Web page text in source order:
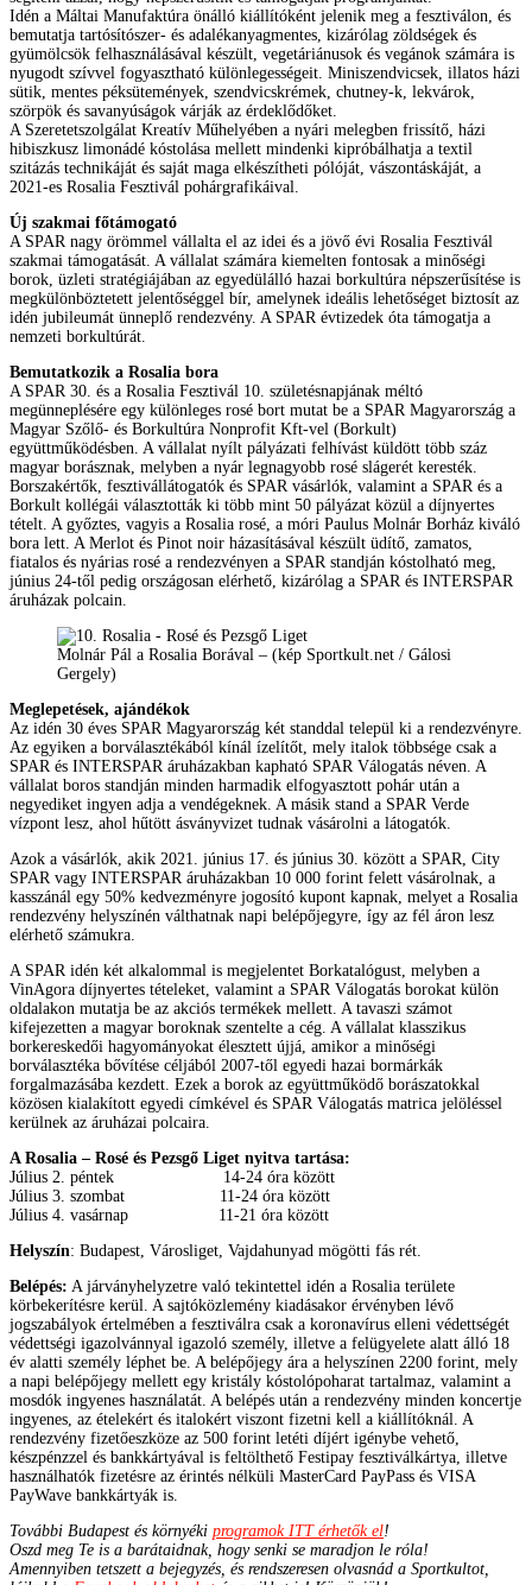
Idén a Máltai Manufaktúra önálló kiállítóként jelenik meg a fesztiválon, és
bemutatja tartósítószer- és adalékanyagmentes, kizárólag zöldségek és
gyümölcsök felhasználásával készült, vegetáriánusok és vegánok számára is
nyugodt szívvel fogyasztható különlegességeit. Miniszendvicsek, illatos házi
sütik, mentes péksütemények, szendvicskrémek, chutney-k, lekvárok,
szörpök és savanyúságok várják az érdeklődőket.
A Szeretetszolgálat Kreatív Műhelyében a nyári melegben frissítő, házi
hibiszkusz limonádé kóstolása mellett mindenki kipróbálhatja a textil
szitázás technikáját és saját maga elkészítheti pólóját, vászontáskáját, a
2021-es Rosalia Fesztivál pohárgrafikáival.
Új szakmai főtámogató
A SPAR nagy örömmel vállalta el az idei és a jövő évi Rosalia Fesztivál
szakmai támogatását. A vállalat számára kiemelten fontosak a minőségi
borok, üzleti stratégiájában az egyedülálló hazai borkultúra népszerűsítése is
megkülönböztetett jelentőséggel bír, amelynek ideális lehetőséget biztosít az
idén jubileumát ünneplő rendezvény. A SPAR évtizedek óta támogatja a
nemzeti borkultúrát.
Bemutatkozik a Rosalia bora
A SPAR 30. és a Rosalia Fesztivál 10. születésnapjának méltó
megünneplésére egy különleges rosé bort mutat be a SPAR Magyarország a
Magyar Szőlő- és Borkultúra Nonprofit Kft-vel (Borkult)
együttműködésben. A vállalat nyílt pályázati felhívást küldött több száz
magyar borásznak, melyben a nyár legnagyobb rosé slágerét keresték.
Borszakértők, fesztivállátogatók és SPAR vásárlók, valamint a SPAR és a
Borkult kollégái választották ki több mint 50 pályázat közül a díjnyertes
tételt. A győztes, vagyis a Rosalia rosé, a móri Paulus Molnár Borház kiváló
bora lett. A Merlot és Pinot noir házasításával készült üdítő, zamatos,
fiatalos és nyárias rosé a rendezvényen a SPAR standján kóstolható meg,
június 24-től pedig országosan elérhető, kizárólag a SPAR és INTERSPAR
áruházak polcain.
Molnár Pál a Rosalia Borával – (kép Sportkult.net / Gálosi
Gergely)
Meglepetések, ajándékok
Az idén 30 éves SPAR Magyarország két standdal települ ki a rendezvényre.
Az egyiken a borválasztékából kínál ízelítőt, mely italok többsége csak a
SPAR és INTERSPAR áruházakban kapható SPAR Válogatás néven. A
vállalat boros standján minden harmadik elfogyasztott pohár után a
negyediket ingyen adja a vendégeknek. A másik stand a SPAR Verde
vízpont lesz, ahol hűtött ásványvizet tudnak vásárolni a látogatók.
Azok a vásárlók, akik 2021. június 17. és június 30. között a SPAR, City
SPAR vagy INTERSPAR áruházakban 10 000 forint felett vásárolnak, a
kasszánál egy 50% kedvezményre jogosító kupont kapnak, melyet a Rosalia
rendezvény helyszínén válthatnak napi belépőjegyre, így az fél áron lesz
elérhető számukra.
A SPAR idén két alkalommal is megjelentet Borkatalógust, melyben a
VinAgora díjnyertes tételeket, valamint a SPAR Válogatás borokat külön
oldalakon mutatja be az akciós termékek mellett. A tavaszi számot
kifejezetten a magyar boroknak szentelte a cég. A vállalat klasszikus
borkereskedői hagyományokat élesztett újjá, amikor a minőségi
borválasztéka bővítése céljából 2007-től egyedi hazai bormárkák
forgalmazásába kezdett. Ezek a borok az együttműködő borászatokkal
közösen kialakított egyedi címkével és SPAR Válogatás matrica jelöléssel
kerülnek az áruházai polcaira.
A Rosalia – Rosé és Pezsgő Liget nyitva tartása:
Július 2. péntek 14-24 óra között
Július 3. szombat 11-24 óra között
Július 4. vasárnap 11-21 óra között
Helyszín: Budapest, Városliget, Vajdahunyad mögötti fás rét.
Belépés: A járványhelyzetre való tekintettel idén a Rosalia területe
körbekerítésre kerül. A sajtóközlemény kiadásakor érvényben lévő
jogszabályok értelmében a fesztiválra csak a koronavírus elleni védettségét
védettségi igazolvánnyal igazoló személy, illetve a felügyelete alatt álló 18
év alatti személy léphet be. A belépőjegy ára a helyszínen 2200 forint, mely
a napi belépőjegy mellett egy kristály kóstolópoharat tartalmaz, valamint a
mosdók ingyenes használatát. A belépés után a rendezvény minden koncertje
ingyenes, az ételekért és italokért viszont fizetni kell a kiállítóknál. A
rendezvény fizetőeszköze az 500 forint letéti díjért igénybe vehető,
készpénzzel és bankkártyával is feltölthető Festipay fesztiválkártya, illetve
használhatók fizetésre az érintés nélküli MasterCard PayPass és VISA
PayWave bankkártyák is.
További Budapest és környéki programok ITT érhetők el!
Oszd meg Te is a barátaidnak, hogy senki se maradjon le róla!
Amennyiben tetszett a bejegyzés, és rendszeresen olvasnád a Sportkultot,